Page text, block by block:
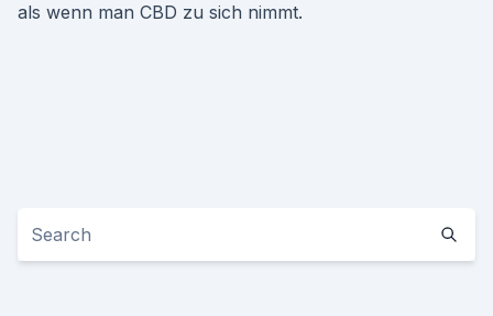
als wenn man CBD zu sich nimmt.